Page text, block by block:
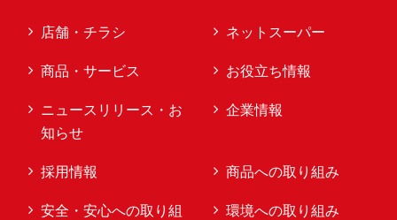
店舗・チラシ ネットスーパー
商品・サービス お役立ち情報
ニュースリリース・お
知らせ
企業情報
採用情報 商品への取り組み
安全・安心への取り組
環境への取り組み